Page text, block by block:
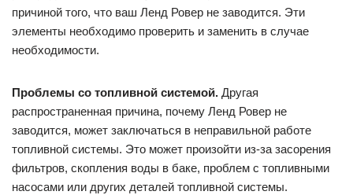
причиной того, что ваш Ленд Ровер не заводится. Эти
элементы необходимо проверить и заменить в случае
необходимости.
Проблемы со топливной системой. Другая
распространенная причина, почему Ленд Ровер не
заводится, может заключаться в неправильной работе
топливной системы. Это может произойти из-за засорения
фильтров, скопления воды в баке, проблем с топливными
насосами или других деталей топливной системы.